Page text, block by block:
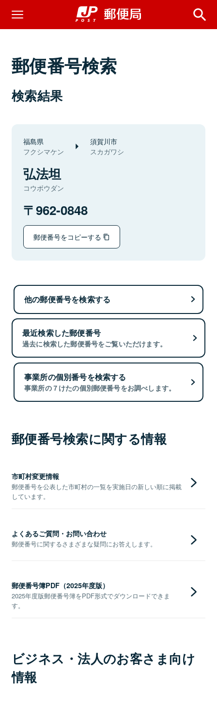
郵便番号検索
検索結果
福島県
フクシマケン
須賀川市
スカガワシ
弘法坦
コウボウダン
962-0848
郵便番号をコピーする
他の郵便番号を検索する
最近検索した郵便番号
過去に検索した郵便番号をご覧いただけます。
事業所の個別番号を検索する
事業所の７けたの個別郵便番号をお調べします。
郵便番号検索に関する情報
市町村変更情報
郵便番号を公表した市町村の一覧を実施日の新しい順に掲載
しています。
よくあるご質問・お問い合わせ
郵便番号に関するさまざまな疑問にお答えします。
郵便番号簿PDF（2025年度版）
2025年度版郵便番号簿をPDF形式でダウンロードできま
す。
ビジネス・法人のお客さま向け
情報